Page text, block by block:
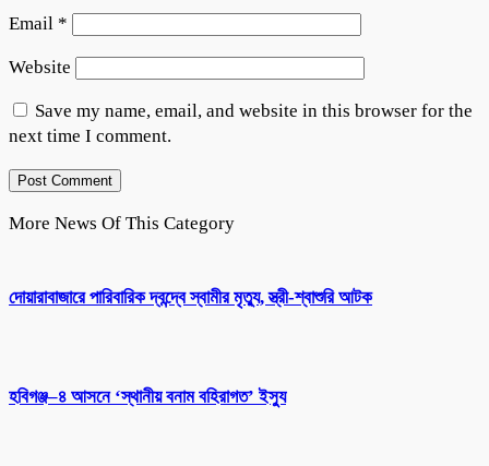
Email *
Website
Save my name, email, and website in this browser for the
next time I comment.
More News Of This Category
দোয়ারাবাজারে পারিবারিক দ্বন্দ্বে স্বামীর মৃত্যু, স্ত্রী-শ্বাশুরি আটক
হবিগঞ্জ–৪ আসনে ‘স্থানীয় বনাম বহিরাগত’ ইস্যু